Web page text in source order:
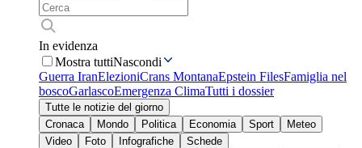
In evidenza
Mostra tuttiNascondi
Guerra IranElezioniCrans MontanaEpstein FilesFamiglia nel
boscoGarlascoEmergenza ClimaTutti i dossier
Tutte le notizie del giorno
Cronaca
Mondo Politica Economia Sport
Meteo
Video
Foto Infografiche
Schede